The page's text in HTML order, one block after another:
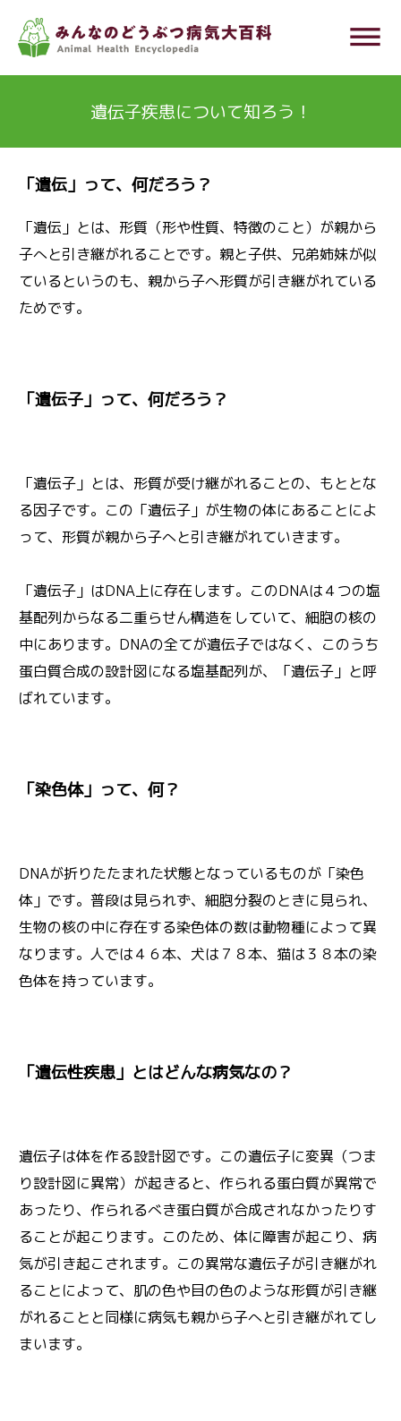
テ
dehaze
遺伝子疾患について知ろう！
「遺伝」って、何だろう？
「遺伝」とは、形質（形や性質、特徴のこと）が親から
子へと引き継がれることです。親と子供、兄弟姉妹が似
ているというのも、親から子へ形質が引き継がれている
ためです。
「遺伝子」って、何だろう？
「遺伝子」とは、形質が受け継がれることの、もととな
る因子です。この「遺伝子」が生物の体にあることによ
って、形質が親から子へと引き継がれていきます。
「遺伝子」はDNA上に存在します。このDNAは４つの塩
基配列からなる二重らせん構造をしていて、細胞の核の
中にあります。DNAの全てが遺伝子ではなく、このうち
蛋白質合成の設計図になる塩基配列が、「遺伝子」と呼
ばれています。
「染色体」って、何？
DNAが折りたたまれた状態となっているものが「染色
体」です。普段は見られず、細胞分裂のときに見られ、
生物の核の中に存在する染色体の数は動物種によって異
なります。人では４６本、犬は７８本、猫は３８本の染
色体を持っています。
「遺伝性疾患」とはどんな病気なの？
遺伝子は体を作る設計図です。この遺伝子に変異（つま
り設計図に異常）が起きると、作られる蛋白質が異常で
あったり、作られるべき蛋白質が合成されなかったりす
ることが起こります。このため、体に障害が起こり、病
気が引き起こされます。この異常な遺伝子が引き継がれ
ることによって、肌の色や目の色のような形質が引き継
がれることと同様に病気も親から子へと引き継がれてし
まいます。